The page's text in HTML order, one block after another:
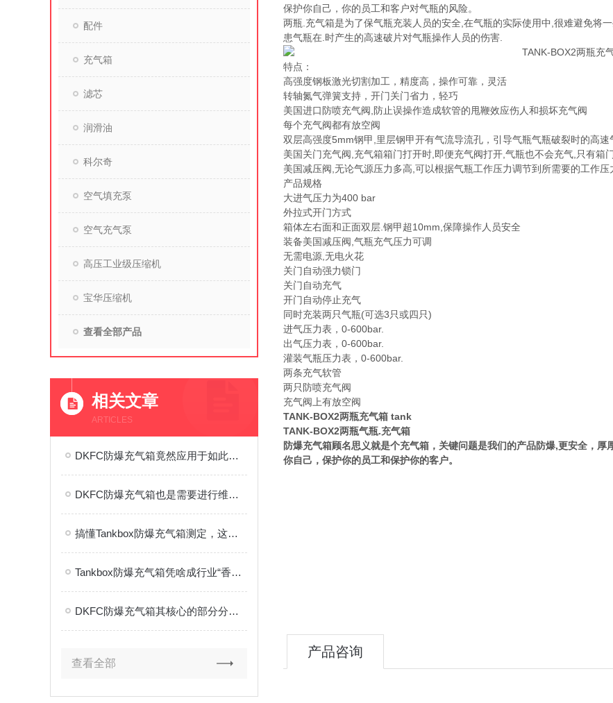
配件
充气箱
滤芯
润滑油
科尔奇
空气填充泵
空气充气泵
高压工业级压缩机
宝华压缩机
查看全部产品
相关文章
ARTICLES
DKFC防爆充气箱竟然应用于如此广泛的领域
DKFC防爆充气箱也是需要进行维护保养的
搞懂Tankbox防爆充气箱测定，这几步关键操作才是硬核指南
Tankbox防爆充气箱凭啥成行业“香饽饽”？其核心优势藏不住了
DKFC防爆充气箱其核心的部分分别是什么？
查看全部
保护你自己，你的员工和客户对气瓶的风险。
两瓶.充气箱是为了保气瓶充装人员的安全,在气瓶的实际使用中,很难避免将
患气瓶在.时产生的高速破片对气瓶操作人员的伤害.
特点：
高强度钢板激光切割加工，精度高，操作可靠，灵活
转轴氮气弹簧支持，开门关门省力，轻巧
美国进口防喷充气阀,防止误操作造成软管的甩鞭效应伤人和损坏充气阀
每个充气阀都有放空阀
双层高强度5mm钢甲,里层钢甲开有气流导流孔，引导气瓶气瓶破裂时的高速
美国关门充气阀,充气箱箱门打开时,即便充气阀打开,气瓶也不会充气,只有箱
美国减压阀,无论气源压力多高,可以根据气瓶工作压力调节到所需要的工作压
产品规格
大进气压力为400 bar
外拉式开门方式
箱体左右面和正面双层.钢甲超10mm,保障操作人员安全
装备美国减压阀,气瓶充气压力可调
无需电源,无电火花
关门自动强力锁门
关门自动充气
开门自动停止充气
同时充装两只气瓶(可选3只或四只)
进气压力表，0-600bar.
出气压力表，0-600bar.
灌装气瓶压力表，0-600bar.
两条充气软管
两只防喷充气阀
充气阀上有放空阀
TANK-BOX2两瓶充气箱 tank
TANK-BOX2两瓶气瓶.充气箱
防爆充气箱顾名思义就是个充气箱，关键问题是我们的产品防爆,更安全，
你自己，保护你的员工和保护你的客户。
产品咨询